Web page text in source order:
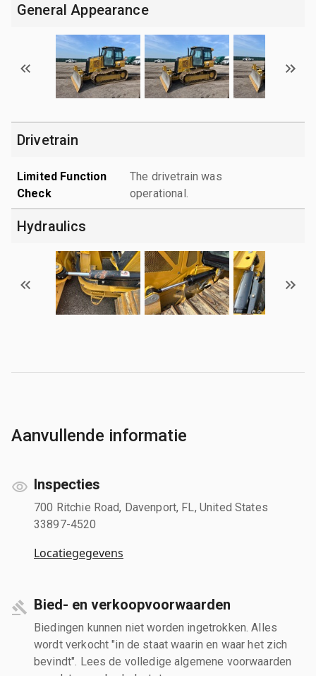
General Appearance
Drivetrain
Limited Function
Check
The drivetrain was
operational.
Hydraulics
Aanvullende informatie
Inspecties
700 Ritchie Road, Davenport, FL, United States
33897-4520
Locatiegegevens
Bied- en verkoopvoorwaarden
Biedingen kunnen niet worden ingetrokken. Alles
wordt verkocht "in de staat waarin en waar het zich
bevindt". Lees de volledige algemene voorwaarden